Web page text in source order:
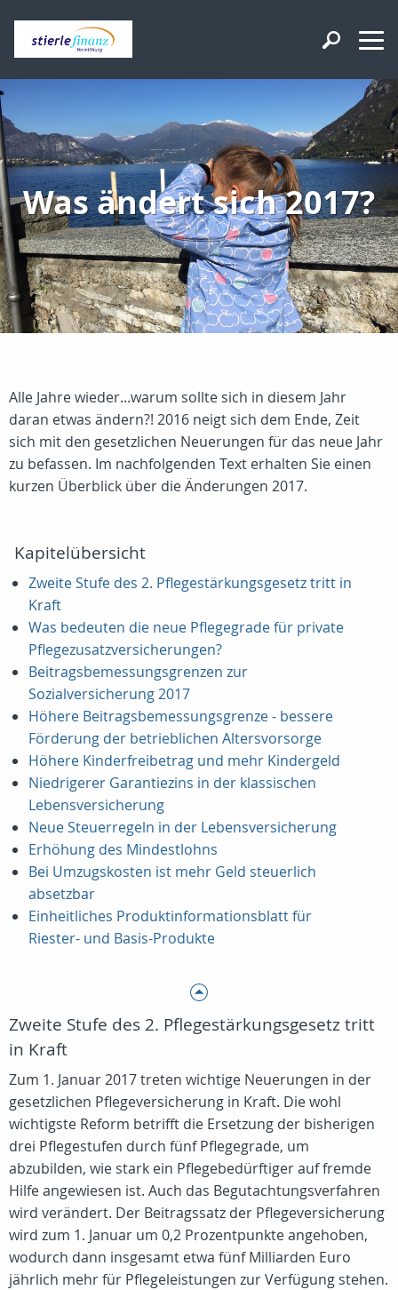
Was ändert sich 2017?
Alle Jahre wieder...warum sollte sich in diesem Jahr
daran etwas ändern?! 2016 neigt sich dem Ende, Zeit
sich mit den gesetzlichen Neuerungen für das neue Jahr
zu befassen. Im nachfolgenden Text erhalten Sie einen
kurzen Überblick über die Änderungen 2017.
Kapitelübersicht
Zweite Stufe des 2. Pflegestärkungsgesetz tritt in
Kraft
Was bedeuten die neue Pflegegrade für private
Pflegezusatzversicherungen?
Beitragsbemessungsgrenzen zur
Sozialversicherung 2017
Höhere Beitragsbemessungsgrenze - bessere
Förderung der betrieblichen Altersvorsorge
Höhere Kinderfreibetrag und mehr Kindergeld
Niedrigerer Garantiezins in der klassischen
Lebensversicherung
Neue Steuerregeln in der Lebensversicherung
Erhöhung des Mindestlohns
Bei Umzugskosten ist mehr Geld steuerlich
absetzbar
Einheitliches Produktinformationsblatt für
Riester- und Basis-Produkte
Zweite Stufe des 2. Pflegestärkungsgesetz tritt
in Kraft
Zum 1. Januar 2017 treten wichtige Neuerungen in der
gesetzlichen Pflegeversicherung in Kraft. Die wohl
wichtigste Reform betrifft die Ersetzung der bisherigen
drei Pflegestufen durch fünf Pflegegrade, um
abzubilden, wie stark ein Pflegebedürftiger auf fremde
Hilfe angewiesen ist. Auch das Begutachtungsverfahren
wird verändert. Der Beitragssatz der Pflegeversicherung
wird zum 1. Januar um 0,2 Prozentpunkte angehoben,
wodurch dann insgesamt etwa fünf Milliarden Euro
jährlich mehr für Pflegeleistungen zur Verfügung stehen.